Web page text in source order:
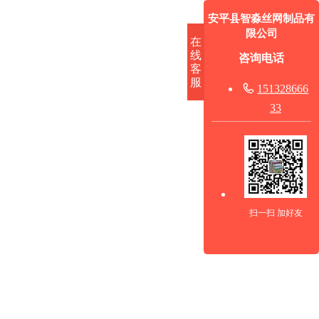
在
线
客
服
安平县智淼丝网制品有
限公司
咨询电话
 151328666
33
扫一扫 加好友